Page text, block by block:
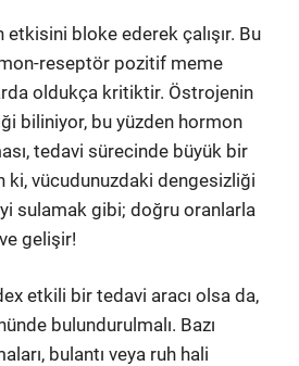
bloke ederek çalışır. Bu
reseptör pozitif meme
oldukça kritiktir. Östrojenin
biliniyor, bu yüzden hormon
tedavi sürecinde büyük bir
ki, vücudunuzdaki dengesizliği
sulamak gibi; doğru oranlarla
gelişir!
etkili bir tedavi aracı olsa da,
bulundurulmalı. Bazı
bulantı veya ruh hali